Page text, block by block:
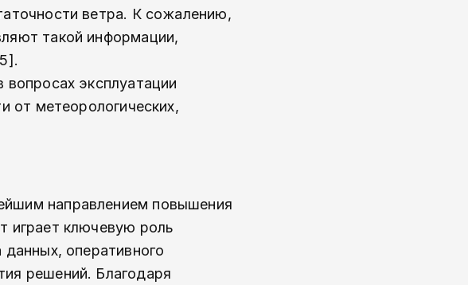
ветра. К сожалению,
такой информации,
эксплуатации
от метеорологических,
направлением повышения
играет ключевую роль
оперативного
решений. Благодаря